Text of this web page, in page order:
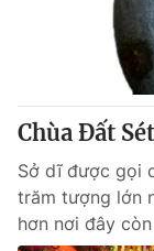
Lịch phát
Chuyên mục khác
Emagazine
Photo
Chùa Đất
Sở dĩ được gọi
trăm tượng lớn
hơn nơi đây